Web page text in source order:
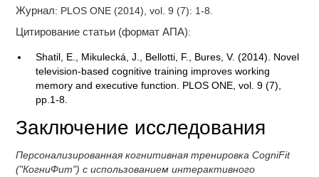
Журнал: PLOS ONE (2014), vol. 9 (7): 1-8.
Цитирование статьи (формат АПА):
Shatil, E., Mikulecká, J., Bellotti, F., Bures, V. (2014). Novel
television-based cognitive training improves working
memory and executive function. PLOS ONE, vol. 9 (7),
pp.1-8.
Заключение исследования
Персонализированная когнитивная тренировка CogniFit
("КогниФит") с использованием интерактивного